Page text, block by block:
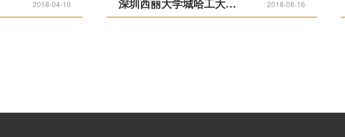
2018-04-10 深圳西丽大学城哈工大校区 2018-08-16